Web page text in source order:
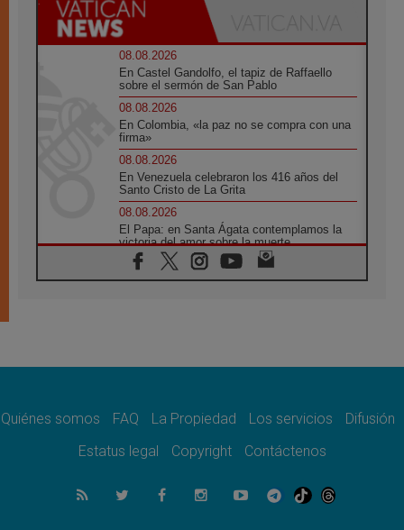
08.08.2026
En Castel Gandolfo, el tapiz de Raffaello
sobre el sermón de San Pablo
08.08.2026
En Colombia, «la paz no se compra con una
firma»
08.08.2026
En Venezuela celebraron los 416 años del
Santo Cristo de La Grita
08.08.2026
El Papa: en Santa Ágata contemplamos la
victoria del amor sobre la muerte
08.08.2026
León XIV visitará el Santuario de la Madre
07.08.2026
07.08.2026
el compromiso del cristiano"
La matanza de niños en Gaza no cesa: 300
muertos en 300 días
Quiénes somos FAQ La Propiedad Los servicios
Difusión
Estatus legal
Copyright Contáctenos